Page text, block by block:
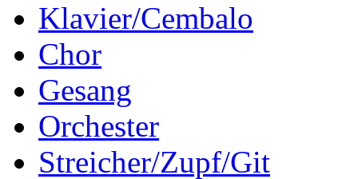
Klavier/Cembalo
Chor
Gesang
Orchester
Streicher/Zupf/Git